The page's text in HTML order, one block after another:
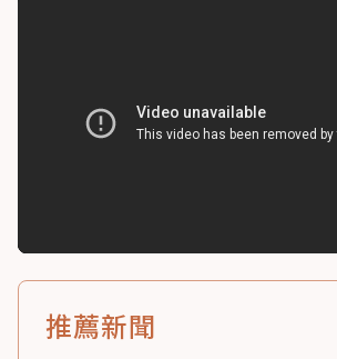
推薦新聞